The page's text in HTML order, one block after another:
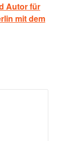
Autor für
mit dem